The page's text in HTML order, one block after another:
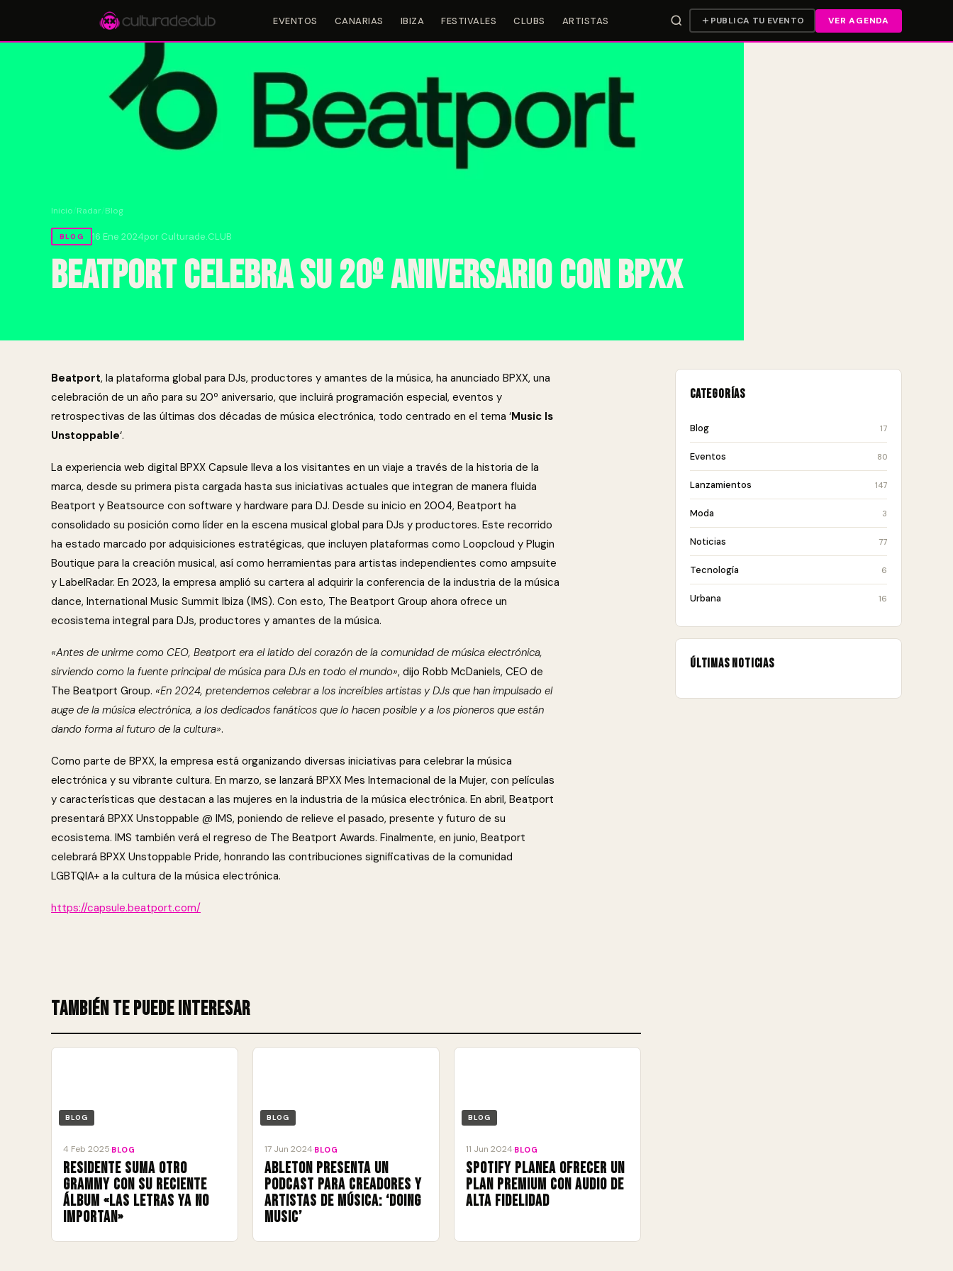
EVENTOS CANARIAS IBIZA FESTIVALES CLUBS ARTISTAS PUBLICA TU EVENTO VER AGENDA
🎪 Eventos🎤 Artistas 📍 Locales
Inicio/Radar/Blog
BLOG 16 Ene 2024por Culturade.CLUB
Beatport celebra su 20º aniversario con BPXX
Beatport, la plataforma global para DJs, productores y amantes de la música, ha anunciado BPXX, una
celebración de un año para su 20º aniversario, que incluirá programación especial, eventos y
retrospectivas de las últimas dos décadas de música electrónica, todo centrado en el tema ‘Music Is
Unstoppable‘.
La experiencia web digital BPXX Capsule lleva a los visitantes en un viaje a través de la historia de la
marca, desde su primera pista cargada hasta sus iniciativas actuales que integran de manera fluida
Beatport y Beatsource con software y hardware para DJ. Desde su inicio en 2004, Beatport ha
consolidado su posición como líder en la escena musical global para DJs y productores. Este recorrido
ha estado marcado por adquisiciones estratégicas, que incluyen plataformas como Loopcloud y Plugin
Boutique para la creación musical, así como herramientas para artistas independientes como ampsuite
y LabelRadar. En 2023, la empresa amplió su cartera al adquirir la conferencia de la industria de la música
dance, International Music Summit Ibiza (IMS). Con esto, The Beatport Group ahora ofrece un
ecosistema integral para DJs, productores y amantes de la música.
«Antes de unirme como CEO, Beatport era el latido del corazón de la comunidad de música electrónica,
sirviendo como la fuente principal de música para DJs en todo el mundo», dijo Robb McDaniels, CEO de
The Beatport Group. «En 2024, pretendemos celebrar a los increíbles artistas y DJs que han impulsado el
auge de la música electrónica, a los dedicados fanáticos que lo hacen posible y a los pioneros que están
dando forma al futuro de la cultura».
Como parte de BPXX, la empresa está organizando diversas iniciativas para celebrar la música
electrónica y su vibrante cultura. En marzo, se lanzará BPXX Mes Internacional de la Mujer, con películas
y características que destacan a las mujeres en la industria de la música electrónica. En abril, Beatport
presentará BPXX Unstoppable @ IMS, poniendo de relieve el pasado, presente y futuro de su
ecosistema. IMS también verá el regreso de The Beatport Awards. Finalmente, en junio, Beatport
celebrará BPXX Unstoppable Pride, honrando las contribuciones significativas de la comunidad
LGBTQIA+ a la cultura de la música electrónica.
https://capsule.beatport.com/
También te puede interesar
BLOG
4 Feb 2025 BLOG
Residente suma otro
Grammy con su reciente
álbum «Las Letras Ya No
Importan»
BLOG
17 Jun 2024 BLOG
Ableton presenta un
podcast para creadores y
artistas de música: ‘Doing
Music’
BLOG
11 Jun 2024 BLOG
Spotify planea ofrecer un
plan premium con audio de
alta fidelidad
Categorías
Blog 17
Eventos 80
Lanzamientos 147
Moda 3
Noticias 77
Tecnología 6
Urbana 16
Últimas noticias